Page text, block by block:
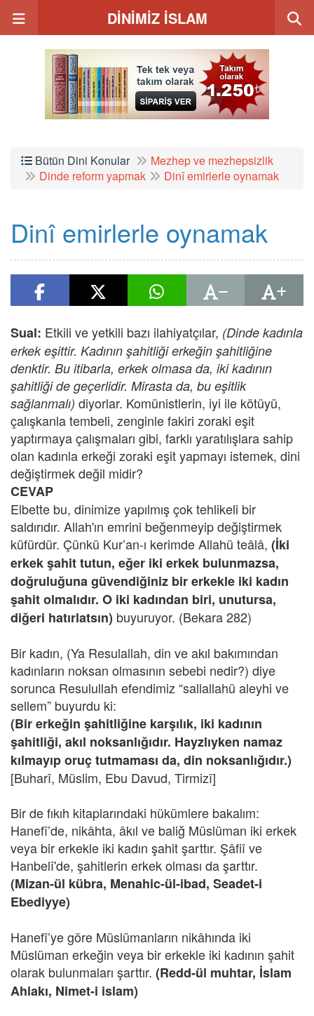
DİNİMİZ İSLAM
Bütün Dini Konular
Mezhep ve mezhepsizlik
Dinde reform yapmak
Dinî emirlerle oynamak
Dinî emirlerle oynamak
Sual: Etkili ve yetkili bazı ilahiyatçılar, (Dinde kadınla
erkek eşittir. Kadının şahitliği erkeğin şahitliğine
denktir. Bu itibarla, erkek olmasa da, iki kadının
şahitliği de geçerlidir. Mirasta da, bu eşitlik
sağlanmalı) diyorlar. Komünistlerin, iyi ile kötüyü,
çalışkanla tembeli, zenginle fakiri zoraki eşit
yaptırmaya çalışmaları gibi, farklı yaratılışlara sahip
olan kadınla erkeği zoraki eşit yapmayı istemek, dini
değiştirmek değil midir?
CEVAP
Elbette bu, dinimize yapılmış çok tehlikeli bir
saldırıdır. Allah'ın emrini beğenmeyip değiştirmek
küfürdür. Çünkü Kur’an-ı kerimde Allahü teâlâ, (İki
erkek şahit tutun, eğer iki erkek bulunmazsa,
doğruluğuna güvendiğiniz bir erkekle iki kadın
şahit olmalıdır. O iki kadından biri, unutursa,
diğeri hatırlatsın) buyuruyor. (Bekara 282)
Bir kadın, (Ya Resulallah, din ve akıl bakımından
kadınların noksan olmasının sebebi nedir?) diye
sorunca Resulullah efendimiz “sallallahü aleyhi ve
sellem” buyurdu ki:
(Bir erkeğin şahitliğine karşılık, iki kadının
şahitliği, akıl noksanlığıdır. Hayzlıyken namaz
kılmayıp oruç tutmaması da, din noksanlığıdır.)
[Buharî, Müslim, Ebu Davud, Tirmizî]
Bir de fıkıh kitaplarındaki hükümlere bakalım:
Hanefî’de, nikâhta, âkıl ve baliğ Müslüman iki erkek
veya bir erkekle iki kadın şahit şarttır. Şâfiî ve
Hanbelî'de, şahitlerin erkek olması da şarttır.
(Mizan-ül kübra, Menahic-ül-ibad, Seadet-i
Ebediyye)
Hanefî’ye göre Müslümanların nikâhında iki
Müslüman erkeğin veya bir erkekle iki kadının şahit
olarak bulunmaları şarttır. (Redd-ül muhtar, İslam
Ahlakı, Nimet-i islam)